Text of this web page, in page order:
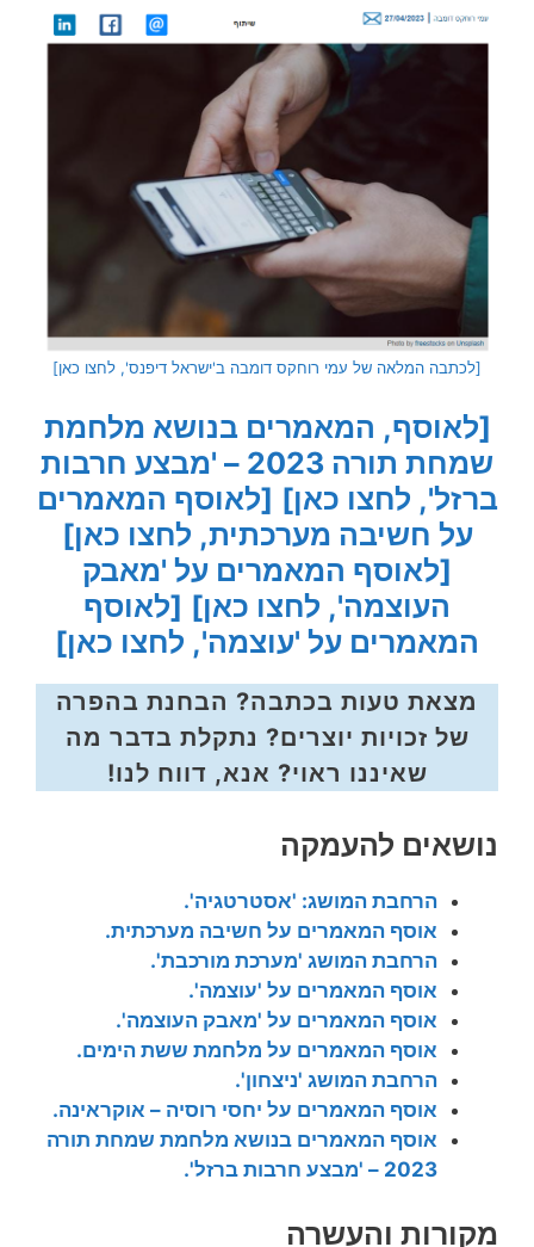
[לכתבה המלאה של עמי רוחקס דומבה ב'ישראל דיפנס', לחצו כאן]
[לאוסף, המאמרים בנושא מלחמת
שמחת תורה 2023 – 'מבצע חרבות
ברזל', לחצו כאן] [לאוסף המאמרים
על חשיבה מערכתית, לחצו כאן]
[לאוסף המאמרים על 'מאבק
העוצמה', לחצו כאן] [לאוסף
המאמרים על 'עוצמה', לחצו כאן]
מצאת טעות בכתבה? הבחנת בהפרה
של זכויות יוצרים? נתקלת בדבר מה
שאיננו ראוי? אנא, דווח לנו!
נושאים להעמקה
הרחבת המושג: 'אסטרטגיה'.
אוסף המאמרים על חשיבה מערכתית.
הרחבת המושג 'מערכת מורכבת'.
אוסף המאמרים על 'עוצמה'.
אוסף המאמרים על 'מאבק העוצמה'.
אוסף המאמרים על מלחמת ששת הימים.
הרחבת המושג 'ניצחון'.
אוסף המאמרים על יחסי רוסיה – אוקראינה.
אוסף המאמרים בנושא מלחמת שמחת תורה
2023 – 'מבצע חרבות ברזל'.
מקורות והעשרה